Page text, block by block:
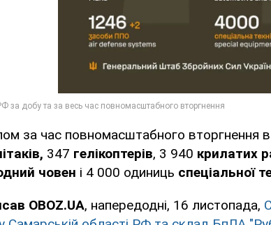
за час повномасштабного вторгнення
347 гелікоптерів, 3 940 крилатих
човен і 4 000 одиниць спеціальної
OBOZ.UA, напередодні, 16 листопада,